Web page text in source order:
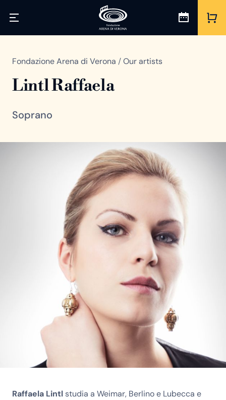
Fondazione Arena di Verona /Our artists
Lintl Raffaela
Soprano
Raffaela Lintl studia a Weimar, Berlino e Lubecca e